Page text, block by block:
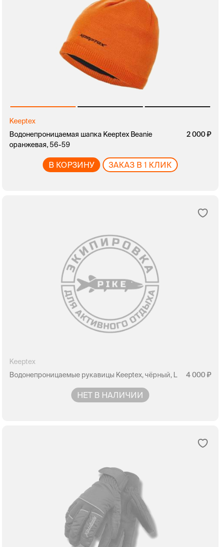
Keeptex
Водонепроницаемая шапка Keeptex Beanie
оранжевая, 56-59
2 000
В КОРЗИНУ ЗАКАЗ В 1 КЛИК
Keeptex
Водонепроницаемые рукавицы Keeptex, чёрный, L
4 000
НЕТ В НАЛИЧИИ